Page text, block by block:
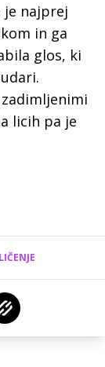
najprej
in ga
glos, ki
licih pa je
LIČENJE